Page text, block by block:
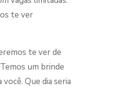
te ver
te ver de
um brinde
Que dia seria